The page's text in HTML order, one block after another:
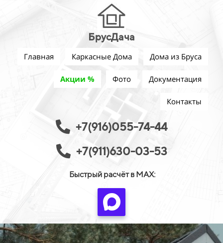
БрусДача
Главная Каркасные Дома Дома из Бруса
Акции % Фото Документация
Контакты
+7(916)055-74-44
+7(911)630-03-53
Быстрый расчёт в MAX: